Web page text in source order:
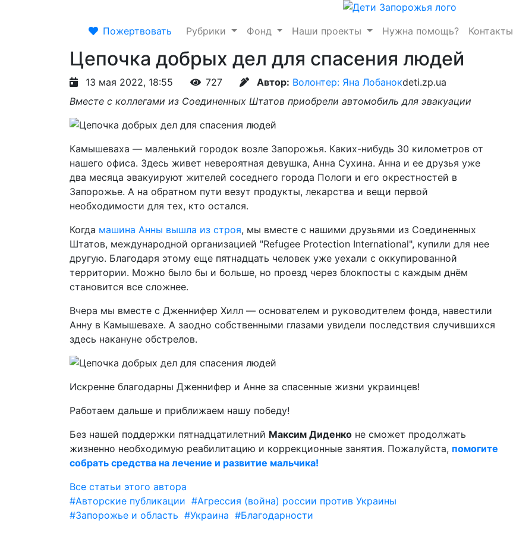
Пожертвовать Рубрики Фонд Наши проекты Нужна помощь? Контакты
Цепочка добрых дел для спасения людей
13 мая 2022, 18:55 727 Автор: Волонтер: Яна Лобанокdeti.zp.ua
Вместе с коллегами из Соединенных Штатов приобрели автомобиль для эвакуации
Камышеваха — маленький городок возле Запорожья. Каких-нибудь 30 километров от
нашего офиса. Здесь живет невероятная девушка, Анна Сухина. Анна и ее друзья уже
два месяца эвакуируют жителей соседнего города Пологи и его окрестностей в
Запорожье. А на обратном пути везут продукты, лекарства и вещи первой
необходимости для тех, кто остался.
Когда машина Анны вышла из строя, мы вместе с нашими друзьями из Соединенных
Штатов, международной организацией "Refugee Protection International", купили для нее
другую. Благодаря этому еще пятнадцать человек уже уехали с оккупированной
территории. Можно было бы и больше, но проезд через блокпосты с каждым днём
становится все сложнее.
Вчера мы вместе с Дженнифер Хилл — основателем и руководителем фонда, навестили
Анну в Камышевахе. А заодно собственными глазами увидели последствия случившихся
здесь накануне обстрелов.
Искренне благодарны Дженнифер и Анне за спасенные жизни украинцев!
Работаем дальше и приближаем нашу победу!
Без нашей поддержки пятнадцатилетний Максим Диденко не сможет продолжать
жизненно необходимую реабилитацию и коррекционные занятия. Пожалуйста, помогите
собрать средства на лечение и развитие мальчика!
Все статьи этого автора
#Авторские публикации #Агрессия (война) россии против Украины
#Запорожье и область #Украина #Благодарности